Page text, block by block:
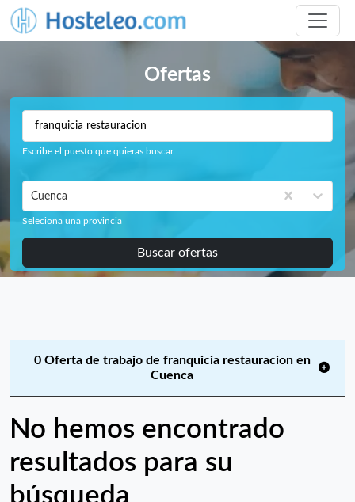
Ofertas
Escribe el puesto que quieras buscar
Cuenca
Seleciona una provincia
Buscar ofertas
0 Oferta de trabajo de franquicia restauracion en
Cuenca
No hemos encontrado
resultados para su
búsqueda